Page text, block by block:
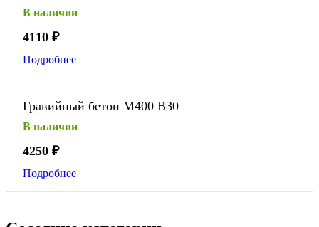
В наличии
4110 ₽
Подробнее
Гравийный бетон М400 В30
В наличии
4250 ₽
Подробнее